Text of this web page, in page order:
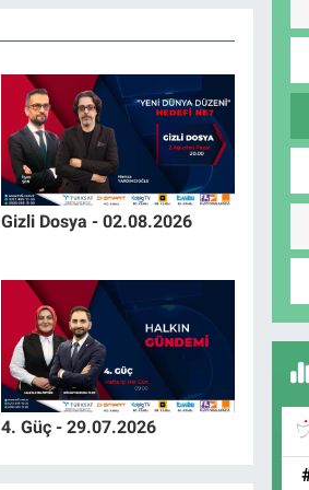
Gizli Dosya - 02.08.2026
4. Güç - 29.07.2026